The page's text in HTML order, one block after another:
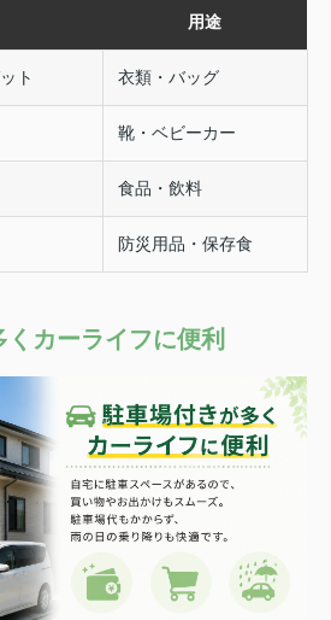
用途
ト 衣類・バッグ
靴・ベビーカー
食品・飲料
防災用品・保存食
カーライフに便利